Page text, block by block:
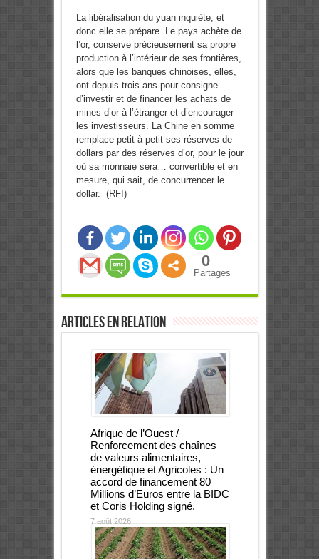
La libéralisation du yuan inquiète, et
donc elle se prépare. Le pays achète de
l’or, conserve précieusement sa propre
production à l’intérieur de ses frontières,
alors que les banques chinoises, elles,
ont depuis trois ans pour consigne
d’investir et de financer les achats de
mines d’or à l’étranger et d’encourager
les investisseurs. La Chine en somme
remplace petit à petit ses réserves de
dollars par des réserves d’or, pour le jour
où sa monnaie sera… convertible et en
mesure, qui sait, de concurrencer le
dollar. (RFI)
0
Partages
Articles en relation
Afrique de l’Ouest /
Renforcement des chaînes
de valeurs alimentaires,
énergétique et Agricoles : Un
accord de financement 80
Millions d’Euros entre la BIDC
et Coris Holding signé.
7 août 2026